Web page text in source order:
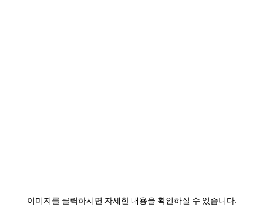
이미지를 클릭하시면 자세한 내용을 확인하실 수 있습니다.